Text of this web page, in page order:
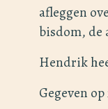
afleggen
bisdom, de
Hendrik
Gegeven